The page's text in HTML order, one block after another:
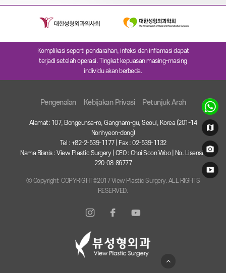
Komplikasi seperti pendarahan, infeksi dan inflamasi dapat
terjadi setelah operasi. Tingkat kepuasan masing-masing
individu akan berbeda.
Pengenalan Kebijakan Privasi Petunjuk Arah
Alamat: 107, Bongeunsa-ro, Gangnam-gu, Seoul, Korea (201-14
Nonhyeon-dong)
Tel : +82-2-539-1177 | Fax : 02-539-1132
Nama Bisnis : View Plastic Surgery | CEO : Choi Soon Woo | No. Lisensi :
220-08-86777
ⓒ Copyright COPYRIGHT©2017 View Plastic Surgery. ALL RIGHTS
RESERVED.